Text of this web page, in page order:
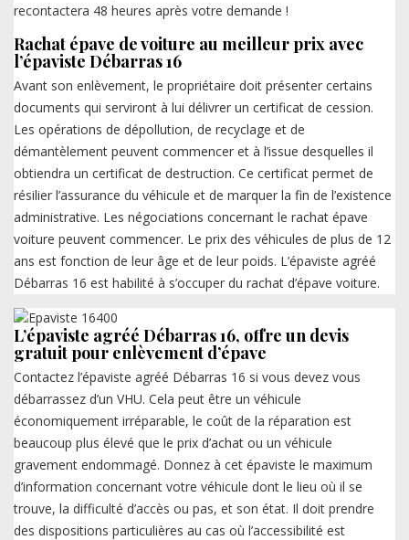
recontactera 48 heures après votre demande !
Rachat épave de voiture au meilleur prix avec
l’épaviste Débarras 16
Avant son enlèvement, le propriétaire doit présenter certains
documents qui serviront à lui délivrer un certificat de cession.
Les opérations de dépollution, de recyclage et de
démantèlement peuvent commencer et à l’issue desquelles il
obtiendra un certificat de destruction. Ce certificat permet de
résilier l’assurance du véhicule et de marquer la fin de l’existence
administrative. Les négociations concernant le rachat épave
voiture peuvent commencer. Le prix des véhicules de plus de 12
ans est fonction de leur âge et de leur poids. L’épaviste agréé
Débarras 16 est habilité à s’occuper du rachat d’épave voiture.
L’épaviste agréé Débarras 16, offre un devis
gratuit pour enlèvement d’épave
Contactez l’épaviste agréé Débarras 16 si vous devez vous
débarrassez d’un VHU. Cela peut être un véhicule
économiquement irréparable, le coût de la réparation est
beaucoup plus élevé que le prix d’achat ou un véhicule
gravement endommagé. Donnez à cet épaviste le maximum
d’information concernant votre véhicule dont le lieu où il se
trouve, la difficulté d’accès ou pas, et son état. Il doit prendre
des dispositions particulières au cas où l’accessibilité est